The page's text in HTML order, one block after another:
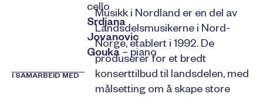
cello
Srdjana
Jovanovic
Gouka– piano
I SAMARBEID MED
Musikk i Nordland er en del av
Landsdelsmusikerne i Nord-
Norge, etablert i 1992. De
produserer for et bredt
konserttilbud til landsdelen, med
målsetting om å skape store